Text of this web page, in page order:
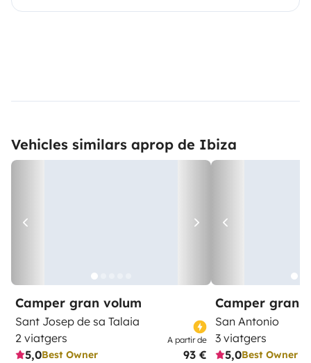
Vehicles similars aprop de Ibiza
Camper gran volum
Sant Josep de sa Talaia
2 viatgers
5,0Best Owner
A partir de
93 €
Camper gran
San Antonio
3 viatgers
5,0Best Owner